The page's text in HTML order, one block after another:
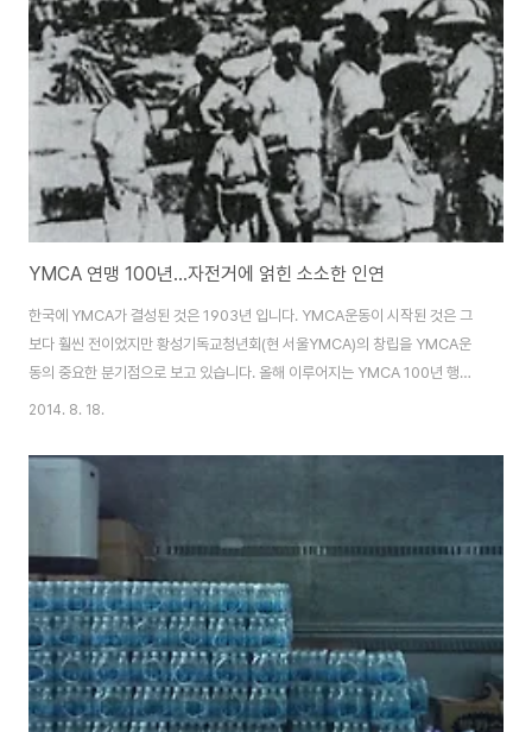
복 70년, 해방 70년을 기념하는 행사로 진행됩니다. 7월 27일 부산을 출발하
여, 8월 2일 고성통일 전망대까지 가는 6박 7일 일정입니다. 광복 70주년을
기념하는 이..
YMCA 연맹 100년...자전거에 얽힌 소소한 인연
한국에 YMCA가 결성된 것은 1903년 입니다. YMCA운동이 시작된 것은 그
보다 훨씬 전이었지만 황성기독교청년회(현 서울YMCA)의 창립을 YMCA운
동의 중요한 분기점으로 보고 있습니다. 올해 이루어지는 YMCA 100년 행사
는 1914년 개성에서 결성된 조선기독교청년회 연합회의 결성을 기념하는 것
YMCA가 모여서 조선기독교청년회연합회를 결성하였다고 합니다. 올해
시에 자전거 국토순례 10주년을 기념하는 행사로 진행되었습니다. 자료를 찾
다보니 YMCA는 자전거와 특별한 인연이 있었더군요. 초창기 YMCA운동의
핵심적 지도자였던 윤치호가 한국인으로서 국내에..
2014. 8. 18.